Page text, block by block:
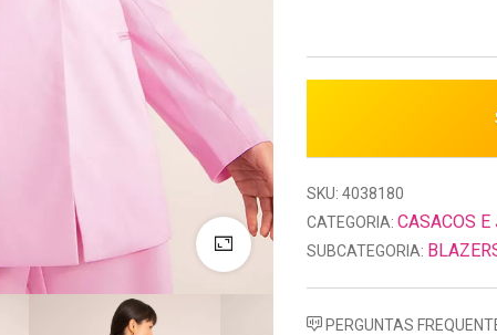
SKU: 4038180
CATEGORIA: CASACOS E
SUBCATEGORIA:
PERGUNTAS